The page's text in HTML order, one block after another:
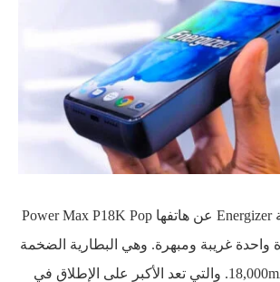
عندما أعلنت شركة Energizer عن هاتفها Power Max P18K Pop
واحدة غريبة ومبهرة. وهي البطارية الضخمة
التي تأتي بسعة 18,000mAh. والتي تعد الأكبر على الإطلاق في